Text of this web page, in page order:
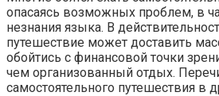
опасаясь возможных проблем, в
незнания языка. В
путешествие может доставить
обойтись с финансовой точки
чем организованный отдых.
самостоятельного путешествия в